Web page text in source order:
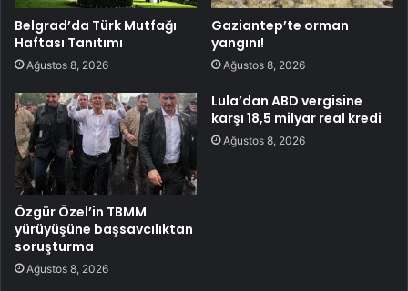
Belgrad’da Türk Mutfağı
Haftası Tanıtımı
Ağustos 8, 2026
Gaziantep’te orman
yangını!
Ağustos 8, 2026
Özgür Özel’in TBMM
yürüyüşüne başsavcılıktan
soruşturma
Ağustos 8, 2026
Lula’dan ABD vergisine
karşı 18,5 milyar real kredi
Ağustos 8, 2026